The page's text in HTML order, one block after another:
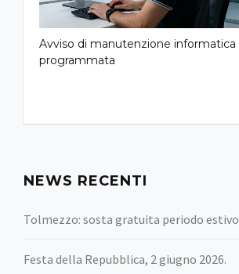
Avviso di manutenzione informatica
programmata
NEWS RECENTI
Tolmezzo: sosta gratuita periodo estivo
Festa della Repubblica, 2 giugno 2026.